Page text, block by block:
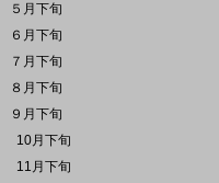
５月下旬
６月下旬
７月下旬
８月下旬
９月下旬
10月下旬
11月下旬